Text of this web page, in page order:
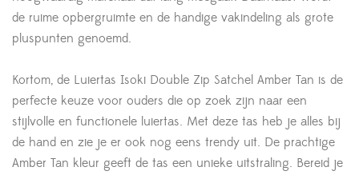
de ruime opbergruimte en de handige vakindeling als grote
pluspunten genoemd.
Kortom, de Luiertas Isoki Double Zip Satchel Amber Tan is de
perfecte keuze voor ouders die op zoek zijn naar een
stijlvolle en functionele luiertas. Met deze tas heb je alles bij
de hand en zie je er ook nog eens trendy uit. De prachtige
Amber Tan kleur geeft de tas een unieke uitstraling. Bereid je